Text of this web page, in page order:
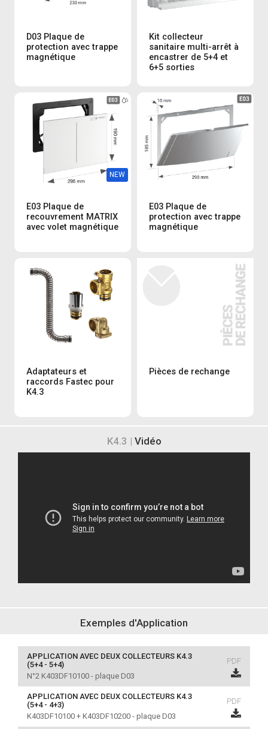
D03 Plaque de
protection avec trappe
magnétique
Kit collecteur
sanitaire multi-arrêt à
encastrer de 5+4 et
6+5 sorties
NEW
E03 Plaque de
recouvrement MATRIX
avec volet magnétique
E03 Plaque de
protection avec trappe
magnétique
Adaptateurs et
raccords Fastec pour
K4.3
Pièces de rechange
K4.3 | Vidéo
Exemples d'Application
APPLICATION AVEC DEUX COLLECTEURS K4.3
(5+4 - 5+4)
N°2 K403DF10100 - plaque D03
PDF
APPLICATION AVEC DEUX COLLECTEURS K4.3
(5+4 - 4+3)
K403DF10100 + K403DF10200 - plaque D03
PDF